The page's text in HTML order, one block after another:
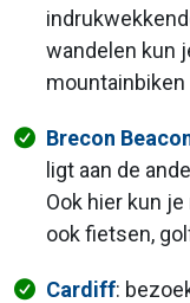
wandelen kun
Brecon
ligt aan de
Ook hier kun
ook fietsen,
Cardiff: